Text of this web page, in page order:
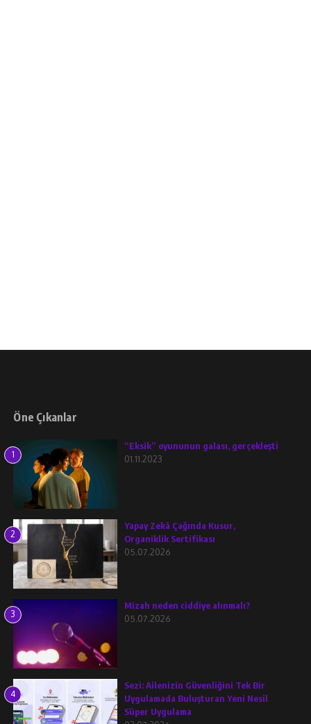
Öne Çıkanlar
1
“Eksik” oyununun galası, gerçekleşti
01.11.2023
2
Yapay Zekâ Çağında Kusur,
Organiklik Sertifikası
05.07.2026
3
Mizah neden ciddiye alınmalı?
05.07.2026
4
Sezi: Ailenizin Güvenliğini Tek Bir
Uygulamada Buluşturan Yeni Nesil
Süper Uygulama